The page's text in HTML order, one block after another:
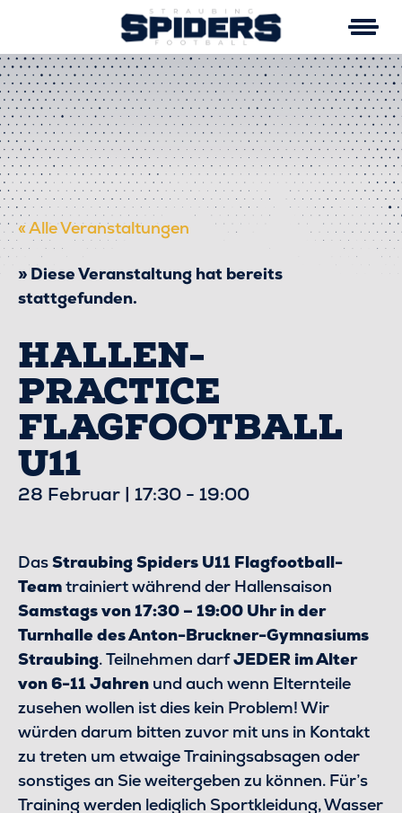
content
« Alle Veranstaltungen
Diese Veranstaltung hat bereits
stattgefunden.
HALLEN-
PRACTICE
FLAGFOOTBALL
U11
28 Februar | 17:30 - 19:00
DasStraubing Spiders U11 Flagfootball-
Teamtrainiert während der Hallensaison
Samstags von 17:30 – 19:00 Uhr in der
Turnhalle des Anton-Bruckner-Gymnasiums
Straubing. Teilnehmen darfJEDER im Alter
von 6-11 Jahren und auch wenn Elternteile
zusehen wollen ist dies kein Problem! Wir
würden darum bitten zuvor mit uns in Kontakt
zu treten um etwaige Trainingsabsagen oder
sonstiges an Sie weitergeben zu können. Für’s
Training werden lediglich Sportkleidung, Wasser